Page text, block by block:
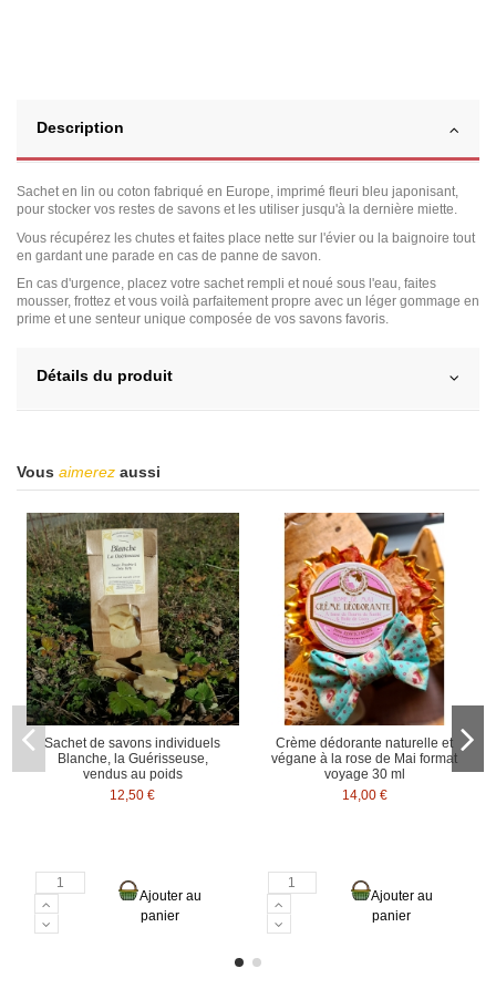
Description
Sachet en lin ou coton fabriqué en Europe, imprimé fleuri bleu japonisant,
pour stocker vos restes de savons et les utiliser jusqu'à la dernière miette.
Vous récupérez les chutes et faites place nette sur l'évier ou la baignoire tout
en gardant une parade en cas de panne de savon.
En cas d'urgence, placez votre sachet rempli et noué sous l'eau, faites
mousser, frottez et vous voilà parfaitement propre avec un léger gommage en
prime et une senteur unique composée de vos savons favoris.
Détails du produit
Vous aimerez aussi
Sachet de savons individuels
Blanche, la Guérisseuse,
vendus au poids
12,50 €
Ajouter au
panier
Crème dédorante naturelle et
végane à la rose de Mai format
voyage 30 ml
14,00 €
Ajouter au
panier